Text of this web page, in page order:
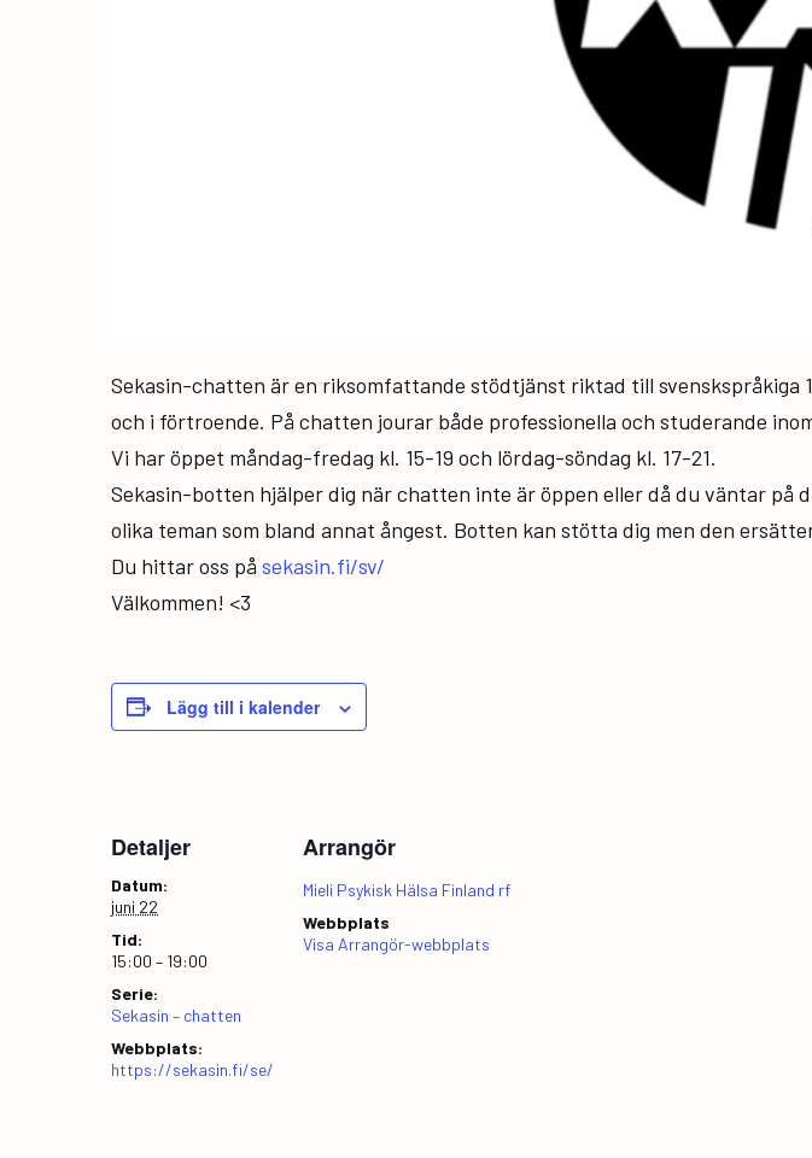
Sekasin-chatten är en riksomfattande stödtjänst riktad till svenskspråkiga
och i förtroende. På chatten jourar både professionella och studerande
Vi har öppet måndag-fredag kl. 15-19 och lördag-söndag kl. 17-21.
Sekasin-botten hjälper dig när chatten inte är öppen eller då du väntar
olika teman som bland annat ångest. Botten kan stötta dig men den
Du hittar oss på sekasin.fi/sv/
Välkommen! <3
Lägg till i kalender
Detaljer
Datum:
juni 22
Tid:
15:00 – 19:00
Serie:
Sekasin – chatten
Webbplats:
https://sekasin.fi/se/
Arrangör
Mieli Psykisk Hälsa Finland rf
Webbplats
Visa Arrangör-webbplats